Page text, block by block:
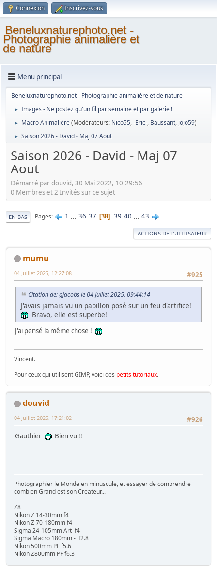
Connexion Inscrivez-vous
Beneluxnaturephoto.net -
Photographie animalière et
de nature
Menu principal
Beneluxnaturephoto.net - Photographie animalière et de nature
► Images - Ne postez qu'un fil par semaine et par galerie !
► Macro Animalière(Modérateurs: Nico55,-Eric-, Baussant, jojo59)
► Saison 2026 - David - Maj 07 Aout
Saison 2026 - David - Maj 07
Aout
Démarré par douvid, 30 Mai 2022, 10:29:56
0 Membres et 2 Invités sur ce sujet
EN BAS Pages 1 ... 36 37 38 39 40 ... 43
ACTIONS DE L'UTILISATEUR
mumu
#925
04 Juillet 2025, 12:27:08
Citation de: gjacobs le 04 Juillet 2025, 09:44:14
J'avais jamais vu un papillon posé sur un feu d'artifice!
Bravo, elle est superbe!
J'ai pensé la même chose !
Vincent.
Pour ceux qui utilisent GIMP, voici des petits tutoriaux.
douvid
#926
04 Juillet 2025, 17:21:02
Gauthier Bien vu !!
Photographier le Monde en minuscule, et essayer de comprendre
combien Grand est son Createur...
Z8
Nikon Z 14-30mm f4
Nikon Z 70-180mm f4
Sigma 24-105mm Art f4
Sigma Macro 180mm - f2.8
Nikon 500mm PF f5.6
Nikon Z800mm PF f6.3